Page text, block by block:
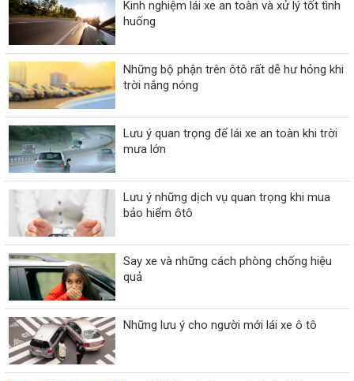
Kinh nghiệm lái xe an toàn và xử lý tốt tình
huống
Những bộ phận trên ôtô rất dễ hư hỏng khi
trời nắng nóng
Lưu ý quan trọng để lái xe an toàn khi trời
mưa lớn
Lưu ý những dịch vụ quan trọng khi mua
bảo hiểm ôtô
Say xe và những cách phòng chống hiệu
quả
Những lưu ý cho người mới lái xe ô tô